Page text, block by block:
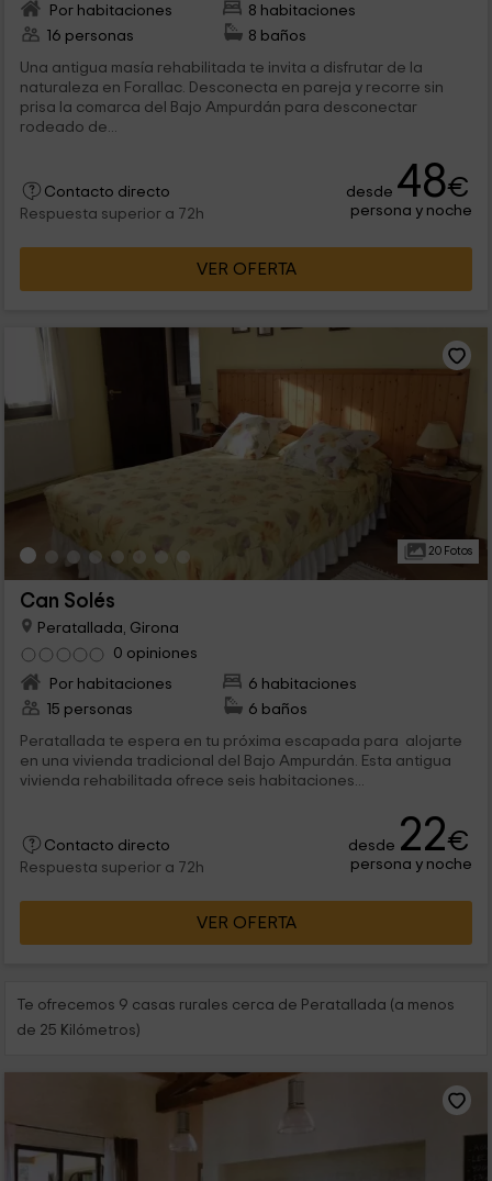
Por habitaciones
8 habitaciones
16 personas
8 baños
Una antigua masía rehabilitada te invita a disfrutar de la
naturaleza en Forallac. Desconecta en pareja y recorre sin
prisa la comarca del Bajo Ampurdán para desconectar
rodeado de...
Contacto directo
Respuesta superior a 72h
desde 48€
persona y noche
VER OFERTA
20 Fotos
Can Solés
Peratallada, Girona
0 opiniones
Por habitaciones
6 habitaciones
15 personas
6 baños
Peratallada te espera en tu próxima escapada para alojarte
en una vivienda tradicional del Bajo Ampurdán. Esta antigua
vivienda rehabilitada ofrece seis habitaciones...
Contacto directo
Respuesta superior a 72h
desde 22€
persona y noche
VER OFERTA
Te ofrecemos 9 casas rurales cerca de Peratallada (a menos
de 25 Kilómetros)